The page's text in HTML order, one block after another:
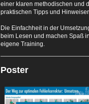
einer klaren methodischen und
praktischen Tipps und
Die Einfachheit in der
beim Lesen und machen Spaß
eigene Training.
Poster